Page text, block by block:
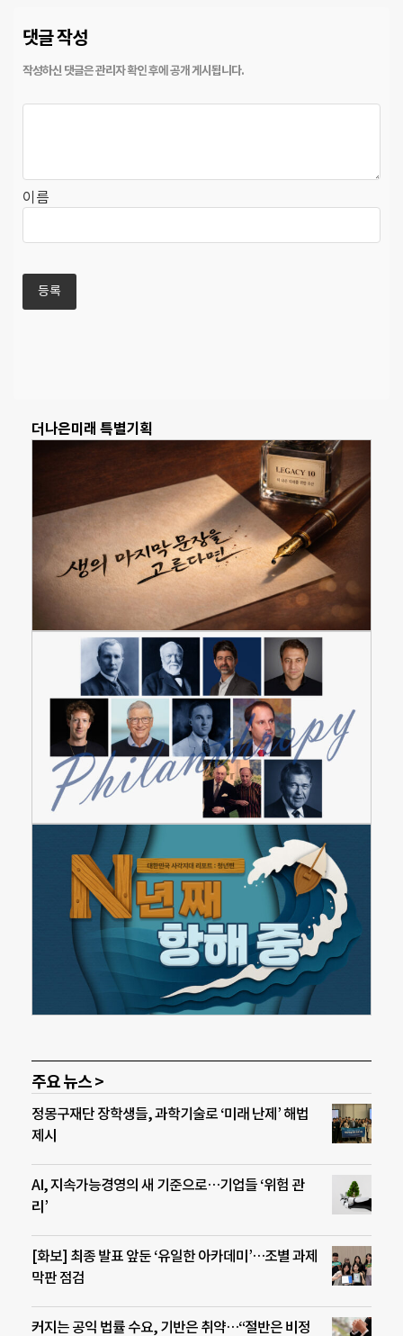
댓글 작성
이름
더나은미래 특별기획
주요 뉴스 >
정몽구재단 장학생들, 과학기술로 ‘미래 난제’ 해법
제시
AI, 지속가능경영의 새 기준으로…기업들 ‘위험 관
리’
[화보] 최종 발표 앞둔 ‘유일한 아카데미’…조별 과제
막판 점검
커지는 공익 법률 수요, 기반은 취약…“절반은 비정